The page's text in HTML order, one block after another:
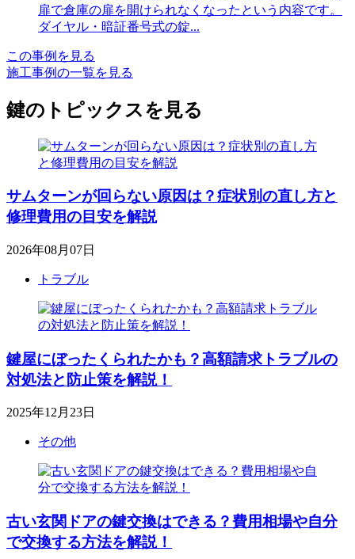
扉で倉庫の扉を開けられなくなったという内容です。
ダイヤル・暗証番号式の錠...
この事例を見る
施工事例の一覧を見る
鍵のトピックスを見る
サムターンが回らない原因は？症状別の直し方と
修理費用の目安を解説
2026年08月07日
トラブル
鍵屋にぼったくられたかも？高額請求トラブルの
対処法と防止策を解説！
2025年12月23日
その他
古い玄関ドアの鍵交換はできる？費用相場や自分
で交換する方法を解説！